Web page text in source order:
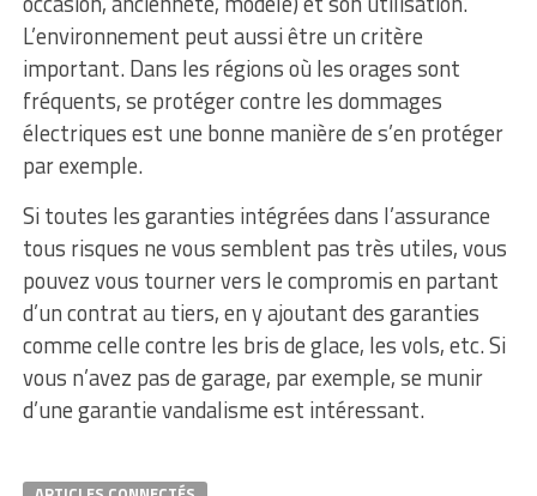
L’environnement peut aussi être un critère
important. Dans les régions où les orages sont
fréquents, se protéger contre les dommages
électriques est une bonne manière de s’en protéger
par exemple.
Si toutes les garanties intégrées dans l’assurance
tous risques ne vous semblent pas très utiles, vous
pouvez vous tourner vers le compromis en partant
d’un contrat au tiers, en y ajoutant des garanties
comme celle contre les bris de glace, les vols, etc. Si
vous n’avez pas de garage, par exemple, se munir
d’une garantie vandalisme est intéressant.